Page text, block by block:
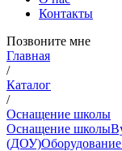
Контакты
Позвоните мне
Главная
/
Каталог
/
Оснащение школы
Оснащение школы
(ДОУ)